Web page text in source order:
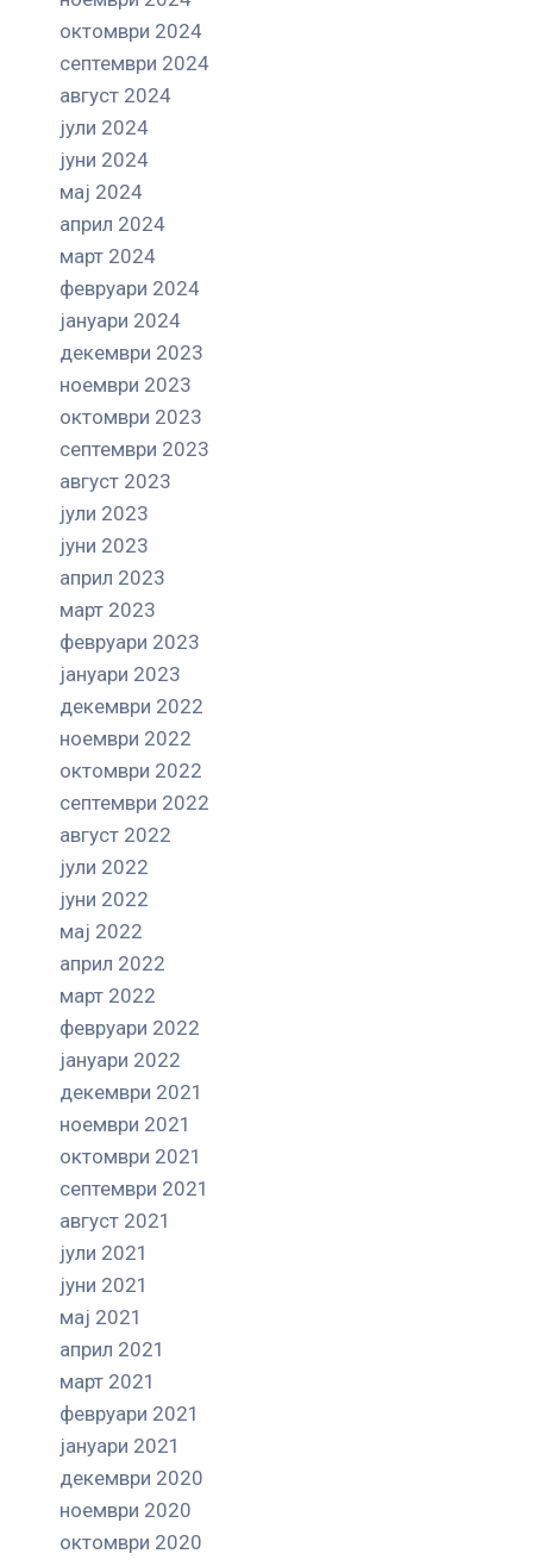
октомври 2024
септември 2024
август 2024
јули 2024
јуни 2024
мај 2024
април 2024
март 2024
февруари 2024
јануари 2024
декември 2023
ноември 2023
октомври 2023
септември 2023
август 2023
јули 2023
јуни 2023
април 2023
март 2023
февруари 2023
јануари 2023
декември 2022
ноември 2022
октомври 2022
септември 2022
август 2022
јули 2022
јуни 2022
мај 2022
април 2022
март 2022
февруари 2022
јануари 2022
декември 2021
ноември 2021
октомври 2021
септември 2021
август 2021
јули 2021
јуни 2021
мај 2021
април 2021
март 2021
февруари 2021
јануари 2021
декември 2020
ноември 2020
октомври 2020